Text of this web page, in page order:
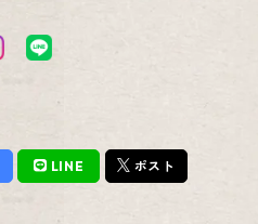
LINE ポスト